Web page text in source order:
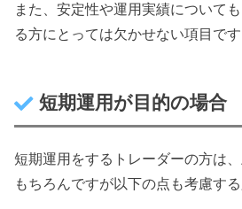
また、安定性や運用実績について
る方にとっては欠かせない項目です
短期運用が目的の場合
短期運用をするトレーダーの方は
もちろんですが以下の点も考慮す